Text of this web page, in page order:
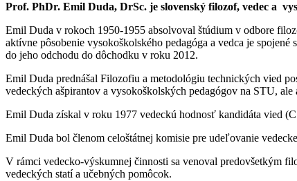
Prof. PhDr. Emil Duda, DrSc. je slovenský filozof, vedec a
Emil Duda v rokoch 1950-1955 absolvoval štúdium v odbore
aktívne pôsobenie vysokoškolského pedagóga a vedca je
do jeho odchodu do dôchodku v roku 2012.
Emil Duda prednášal Filozofiu a metodológiu technických vied
vedeckých ašpirantov a vysokoškolských pedagógov na STU,
Emil Duda získal v roku 1977 vedeckú hodnosť kandidáta vied
Emil Duda bol členom celoštátnej komisie pre udeľovanie
V rámci vedecko-výskumnej činnosti sa venoval predovšetkým
vedeckých statí a učebných pomôcok.